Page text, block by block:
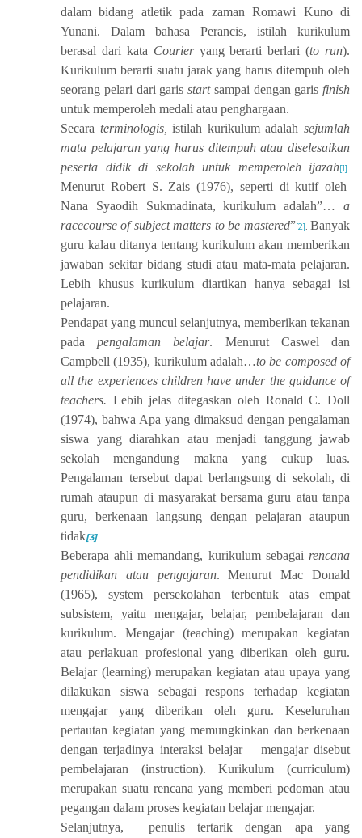
dalam bidang atletik pada zaman Romawi Kuno di
Yunani. Dalam bahasa Perancis, istilah kurikulum
berasal dari kata Courier yang berarti berlari (to run).
Kurikulum berarti suatu jarak yang harus ditempuh oleh
seorang pelari dari garis start sampai dengan garis finish
untuk memperoleh medali atau penghargaan.
Secara terminologis, istilah kurikulum adalahsejumlah
mata pelajaran yang harus ditempuh atau diselesaikan
peserta didik di sekolah untuk memperoleh ijazah[1]
Menurut Robert S. Zais (1976), seperti di kutif oleh
Nana Syaodih Sukmadinata, kurikulum adalah”… a
racecourse of subject matters to be mastered”[2] Banyak
guru kalau ditanya tentang kurikulum akan memberikan
jawaban sekitar bidang studi atau mata-mata pelajaran.
Lebih khusus kurikulum diartikan hanya sebagai isi
pelajaran.
Pendapat yang muncul selanjutnya, memberikan tekanan
padapengalaman belajar. Menurut Caswel dan
Campbell (1935), kurikulum adalah…to be composed of
all the experiences children have under the guidance of
teachers. Lebih jelas ditegaskan oleh Ronald C. Doll
(1974), bahwa Apa yang dimaksud dengan pengalaman
siswa yang diarahkan atau menjadi tanggung jawab
sekolah mengandung makna yang cukup luas.
Pengalaman tersebut dapat berlangsung di sekolah, di
rumah ataupun di masyarakat bersama guru atau tanpa
guru, berkenaan langsung dengan pelajaran ataupun
tidak[3].
Beberapa ahli memandang, kurikulum sebagai rencana
pendidikan atau pengajaran. Menurut Mac Donald
(1965), system persekolahan terbentuk atas empat
subsistem, yaitu mengajar, belajar, pembelajaran dan
kurikulum. Mengajar (teaching) merupakan kegiatan
atau perlakuan profesional yang diberikan oleh guru.
Belajar (learning) merupakan kegiatan atau upaya yang
dilakukan siswa sebagai respons terhadap kegiatan
mengajar yang diberikan oleh guru. Keseluruhan
pertautan kegiatan yang memungkinkan dan berkenaan
dengan terjadinya interaksi belajar – mengajar disebut
pembelajaran (instruction). Kurikulum (curriculum)
merupakan suatu rencana yang memberi pedoman atau
pegangan dalam proses kegiatan belajar mengajar.
Selanjutnya, penulis tertarik dengan apa yang